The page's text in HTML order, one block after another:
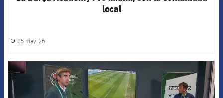
local
label.share.clock
05 may. 26